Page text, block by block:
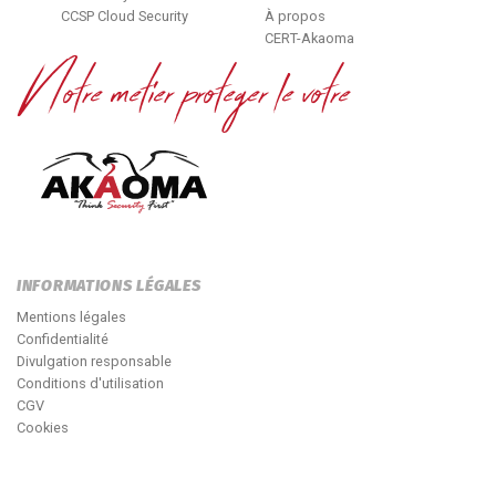
CCSP Cloud Security
À propos
CERT-Akaoma
INFORMATIONS LÉGALES
Mentions légales
Confidentialité
Divulgation responsable
Conditions d'utilisation
CGV
Cookies